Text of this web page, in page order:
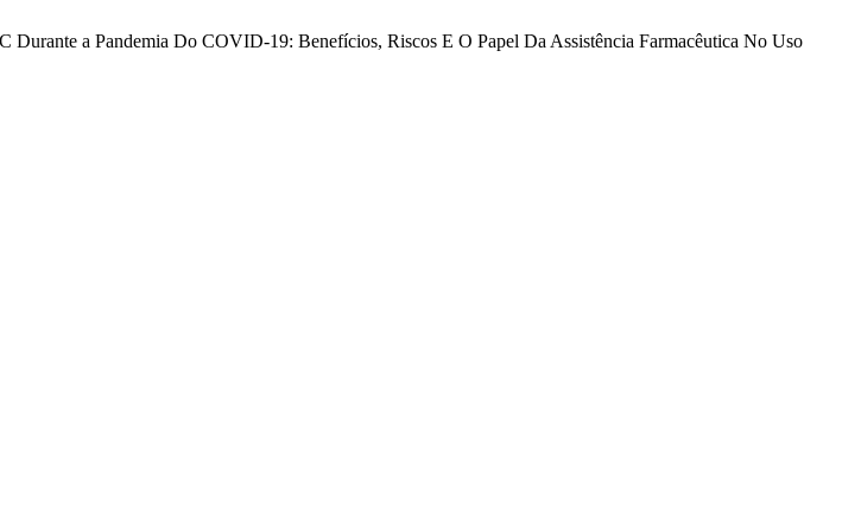
a Pandemia Do COVID-19: Benefícios, Riscos E O Papel Da Assistência Farmacêutica No Uso